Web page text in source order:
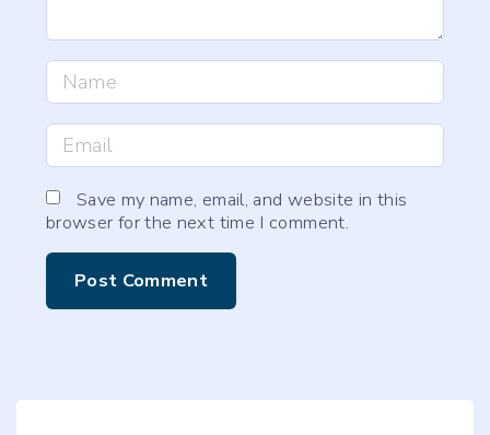
a
m
e
*
m
a
i
l
Save my name, email, and website in this
browser for the next time I comment.